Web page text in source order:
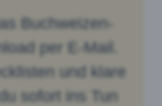
Buchweizen-
per E-Mail.
und klare
sofort ins Tun